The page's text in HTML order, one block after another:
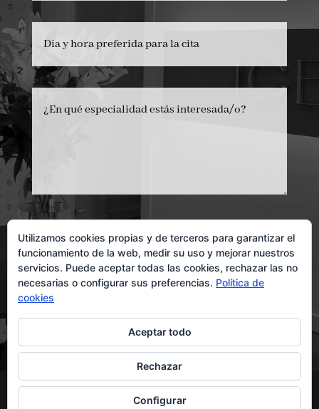
Política de Privacidad
He leído y acepto la Política de PrivacidadVer
Política
Enviar Mensaje
Utilizamos cookies propias y de terceros para garantizar el
funcionamiento de la web, medir su uso y mejorar nuestros
servicios. Puede aceptar todas las cookies, rechazar las no
necesarias o configurar sus preferencias. Política de
cookies
Aceptar todo
Rechazar
Configurar